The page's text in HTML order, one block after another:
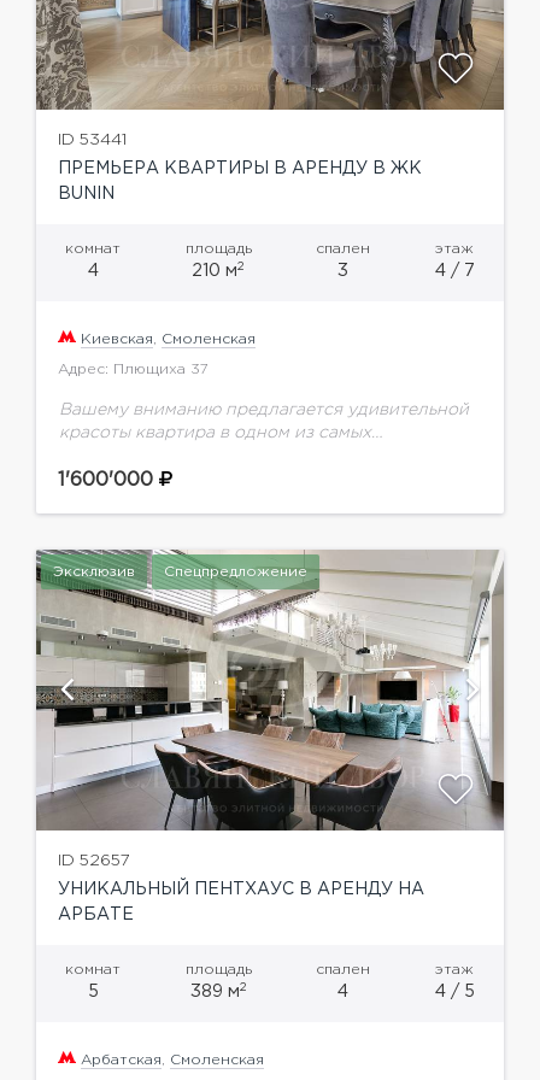
ID 53441
ПРЕМЬЕРА КВАРТИРЫ В АРЕНДУ В ЖК
BUNIN
комнат
4
площадь
210 м2
спален
3
этаж
4 / 7
Киевская Смоленская
Адрес: Плющиха 37
Вашему вниманию предлагается удивительной
красоты квартира в одном из самых
ремонт, внимание к деталям, мировые бренды
1'600'000
Эксклюзив Спецпредложение
ID 52657
УНИКАЛЬНЫЙ ПЕНТХАУС В АРЕНДУ НА
АРБАТЕ
комнат
5
площадь
389 м2
спален
4
этаж
4 / 5
Арбатская Смоленская